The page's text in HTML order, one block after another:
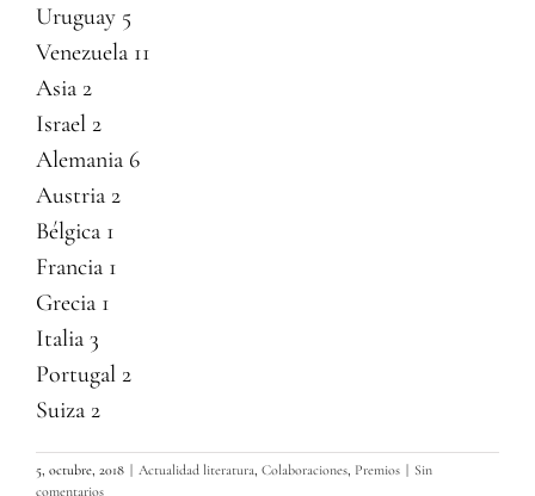
Uruguay 5
Venezuela 11
Asia 2
Israel 2
Alemania 6
Austria 2
Bélgica 1
Francia 1
Grecia 1
Italia 3
Portugal 2
Suiza 2
5, octubre, 2018 | Actualidad literatura, Colaboraciones, Premios | Sin
comentarios